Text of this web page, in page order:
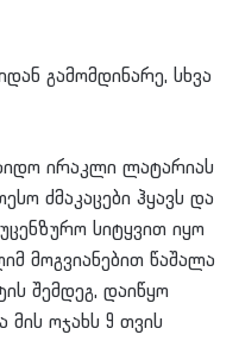
გამომდინარე, სხვა
ირაკლი ლატარიას
ძმაკაცები ჰყავს და
სიტყვით იყო
მოგვიანებით წაშალა
შემდეგ, დაიწყო
მის ოჯახს 9 თვის